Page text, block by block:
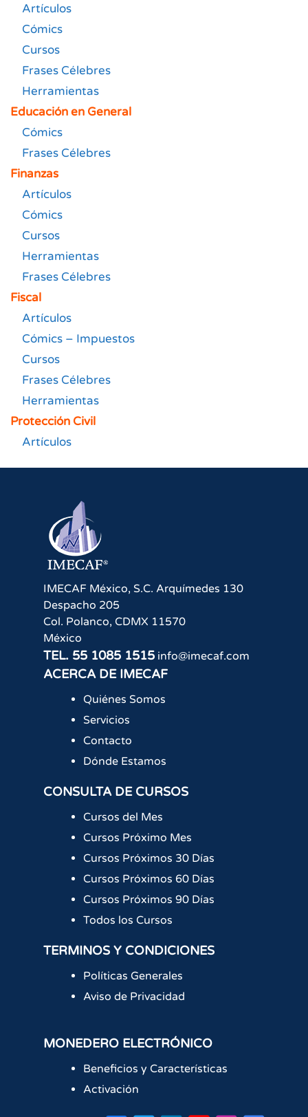
Artículos
Cómics
Cursos
Frases Célebres
Herramientas
Educación en General
Cómics
Frases Célebres
Finanzas
Artículos
Cómics
Cursos
Herramientas
Frases Célebres
Fiscal
Artículos
Cómics – Impuestos
Cursos
Frases Célebres
Herramientas
Protección Civil
Artículos
IMECAF México, S.C. Arquímedes 130
Despacho 205
Col. Polanco, CDMX 11570
México
TEL. 55 1085 1515 info@imecaf.com
ACERCA DE IMECAF
Quiénes Somos
Servicios
Contacto
Dónde Estamos
CONSULTA DE CURSOS
Cursos del Mes
Cursos Próximo Mes
Cursos Próximos 30 Días
Cursos Próximos 60 Días
Cursos Próximos 90 Días
Todos los Cursos
TERMINOS Y CONDICIONES
Políticas Generales
Aviso de Privacidad
MONEDERO ELECTRÓNICO
Beneficios y Características
Activación